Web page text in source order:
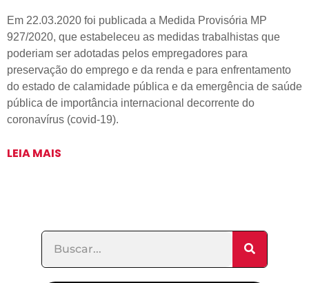
Em 22.03.2020 foi publicada a Medida Provisória MP
927/2020, que estabeleceu as medidas trabalhistas que
poderiam ser adotadas pelos empregadores para
preservação do emprego e da renda e para enfrentamento
do estado de calamidade pública e da emergência de saúde
pública de importância internacional decorrente do
coronavírus (covid-19).
LEIA MAIS